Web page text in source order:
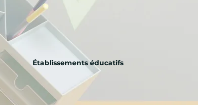
Établissements éducatifs